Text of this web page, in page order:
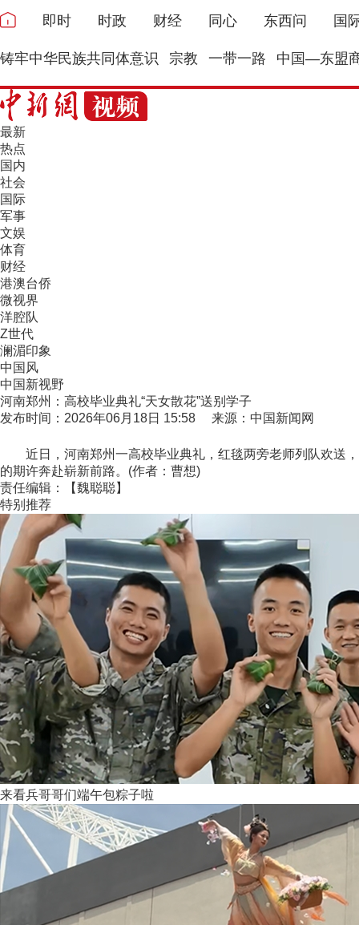
即时 时政 财经 同心 东西问 国
铸牢中华民族共同体意识 宗教 一带一路 中国—东盟
最新
热点
国内
社会
国际
军事
文娱
体育
财经
港澳台侨
微视界
洋腔队
Z世代
澜湄印象
中国风
中国新视野
河南郑州：高校毕业典礼“天女散花”送别学子
发布时间：2026年06月18日 15:58 来源：中国新闻网
近日，河南郑州一高校毕业典礼，红毯两旁老师列队欢送，
的期许奔赴崭新前路。(作者：曹想)
责任编辑：【魏聪聪】
特别推荐
来看兵哥哥们端午包粽子啦